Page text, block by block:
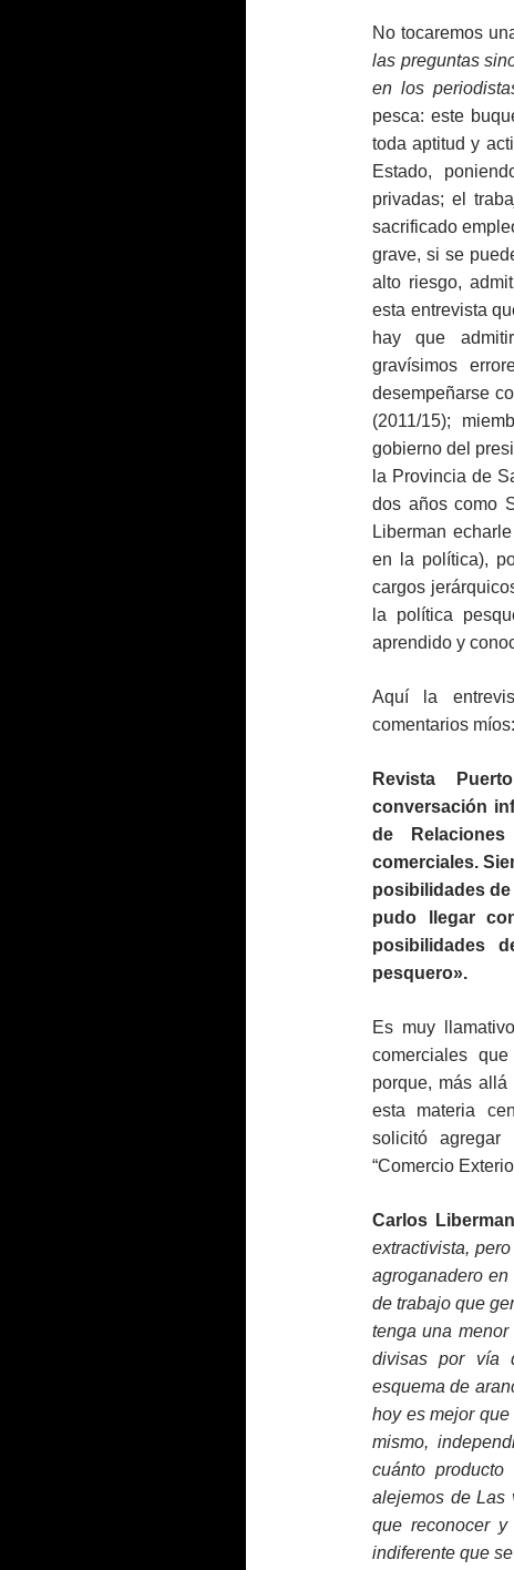
No tocaremos
las preguntas
en los
pesca: este
toda aptitud y
Estado,
privadas; el
sacrificado
grave, si se
alto riesgo,
esta entrevista
hay que
gravísimos
desempeñarse
(2011/15);
gobierno del
la Provincia de
dos años como
Liberman
en la política),
cargos
la política
aprendido y
Aquí la
comentarios míos:
Revista
conversación
de
comerciales.
posibilidades
pudo llegar
posibilidades
pesquero».
Es muy
comerciales
porque, más
esta materia
solicitó
“Comercio
Carlos
extractivista,
agroganadero
de trabajo que
tenga una
divisas por vía
esquema de
hoy es mejor
mismo,
cuánto
alejemos de Las
que reconocer
indiferente que